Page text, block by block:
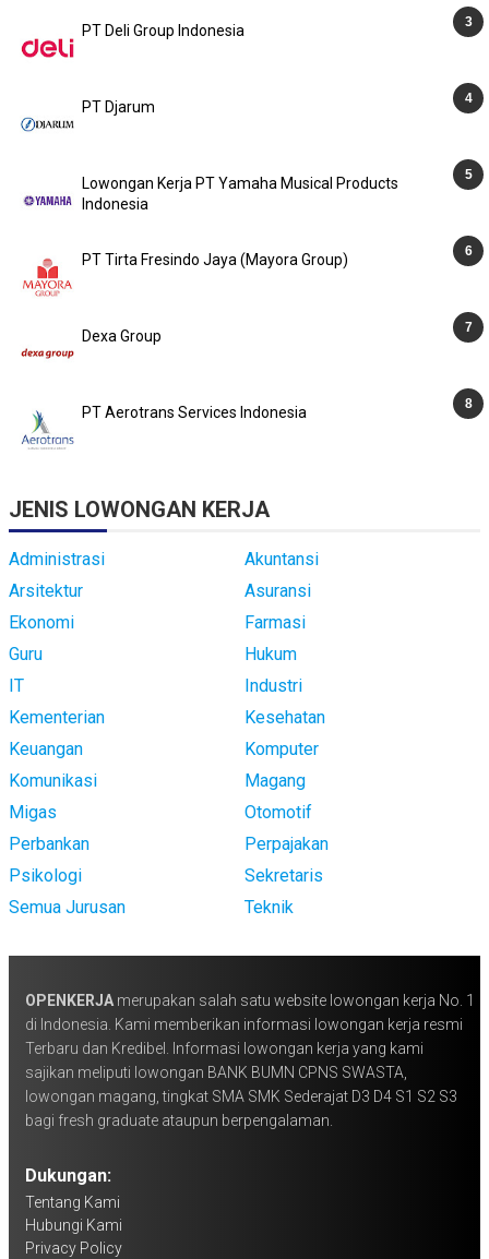
PT Deli Group Indonesia
PT Djarum
Lowongan Kerja PT Yamaha Musical Products
Indonesia
PT Tirta Fresindo Jaya (Mayora Group)
Dexa Group
PT Aerotrans Services Indonesia
JENIS LOWONGAN KERJA
Administrasi
Akuntansi
Arsitektur
Asuransi
Ekonomi
Farmasi
Guru
Hukum
IT
Industri
Kementerian
Kesehatan
Keuangan
Komputer
Komunikasi
Magang
Migas
Otomotif
Perbankan
Perpajakan
Psikologi
Sekretaris
Semua Jurusan
Teknik
OPENKERJA merupakan salah satu website lowongan kerja No. 1
di Indonesia. Kami memberikan informasi lowongan kerja resmi
Terbaru dan Kredibel. Informasi lowongan kerja yang kami
sajikan meliputi lowongan BANK BUMN CPNS SWASTA,
lowongan magang, tingkat SMA SMK Sederajat D3 D4 S1 S2 S3
bagi fresh graduate ataupun berpengalaman.
Dukungan:
Tentang Kami
Hubungi Kami
Privacy Policy